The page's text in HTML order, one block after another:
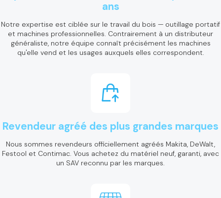
ans
Notre expertise est ciblée sur le travail du bois — outillage portatif
et machines professionnelles. Contrairement à un distributeur
généraliste, notre équipe connaît précisément les machines
qu'elle vend et les usages auxquels elles correspondent.
Revendeur agréé des plus grandes marques
Nous sommes revendeurs officiellement agréés Makita, DeWalt,
Festool et Contimac. Vous achetez du matériel neuf, garanti, avec
un SAV reconnu par les marques.